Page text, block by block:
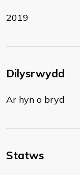
2019
Dilysrwydd
Ar hyn o bryd
Statws